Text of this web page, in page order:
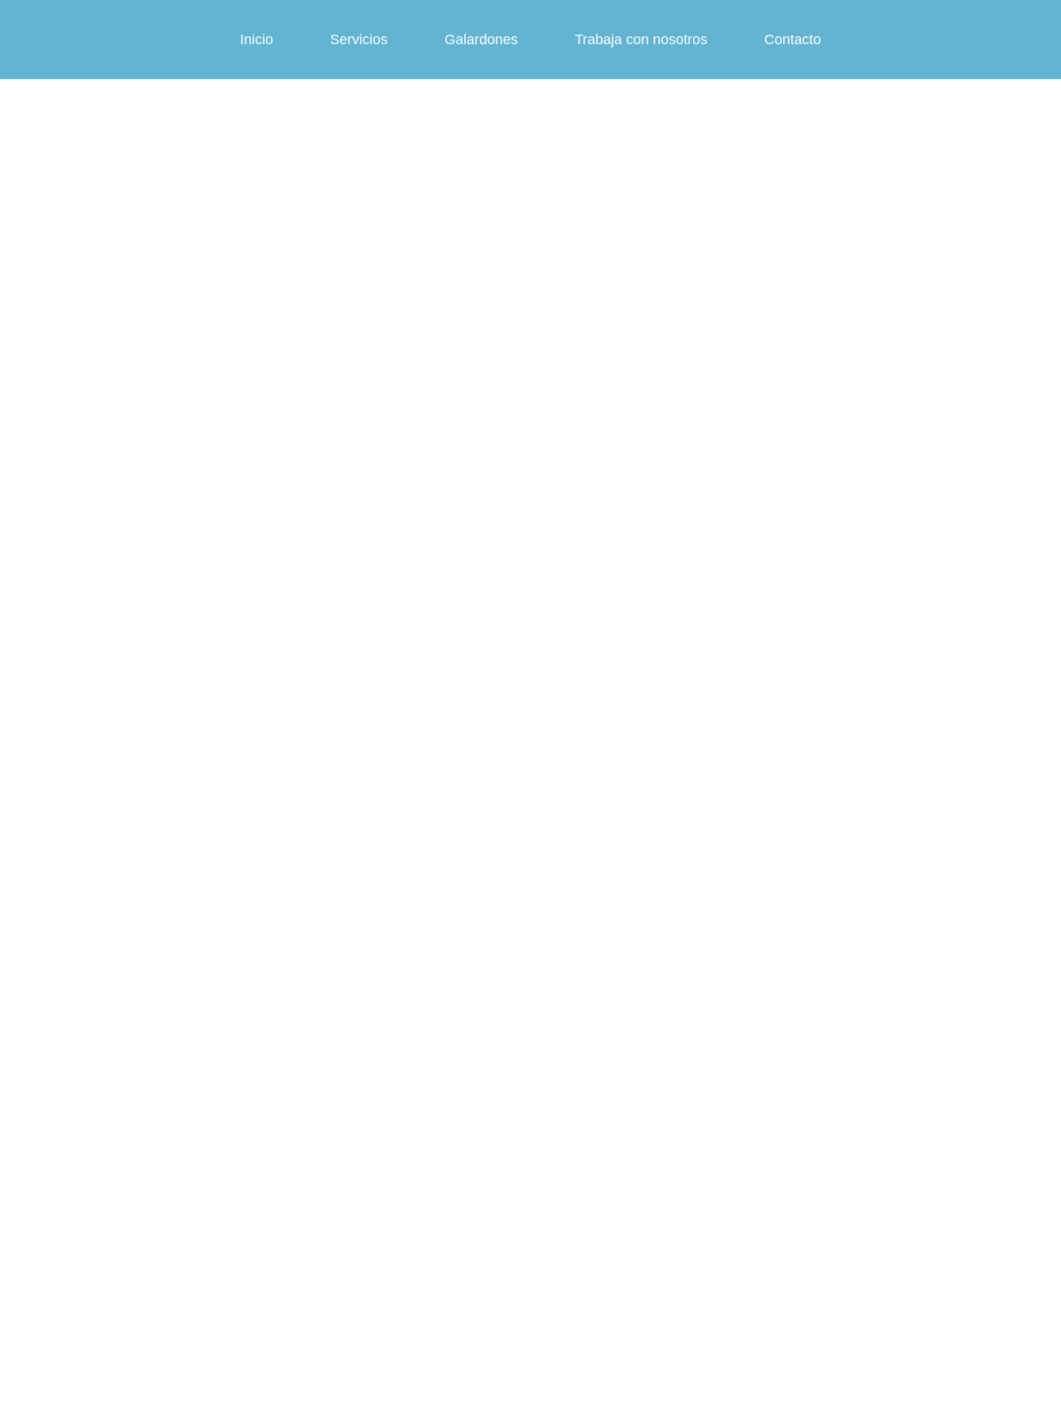
Inicio Servicios Galardones Trabaja con nosotros Contacto